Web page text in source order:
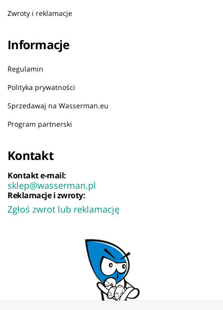
Zwroty i reklamacje
Informacje
Regulamin
Polityka prywatności
Sprzedawaj na Wasserman.eu
Program partnerski
Kontakt
Kontakt e-mail:
sklep@wasserman.pl
Reklamacje i zwroty:
Zgłoś zwrot lub reklamację